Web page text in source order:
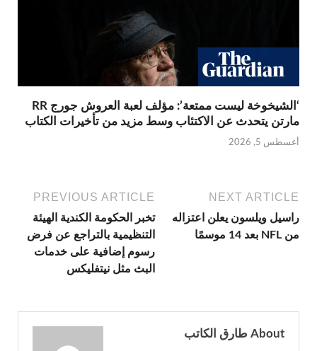
‘الشيخوخة ليست ممتعة’: مؤلف لعبة العروش جورج RR
مارتن يتحدث عن الاكتئاب وسط مزيد من تأخيرات الكتاب
أغسطس 5, 2026
PREVIOUS ARTICLE
تخبر الحكومة الكندية الهيئة
التنظيمية بالتراجع عن فرض
رسوم إضافية على خدمات
البث مثل نيتفليكس
NEXT ARTICLE
راسيل ويلسون يعلن اعتزاله
من NFL بعد 14 موسمًا
About طارق الكاتب